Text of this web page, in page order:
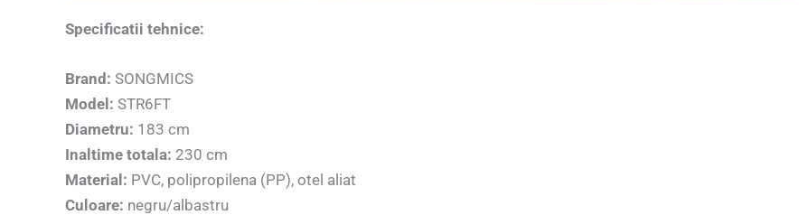
Specificatii tehnice:
Brand: SONGMICS
Model: STR6FT
Diametru: 183 cm
Inaltime totala: 230 cm
Material: PVC, polipropilena (PP), otel aliat
Culoare: negru/albastru